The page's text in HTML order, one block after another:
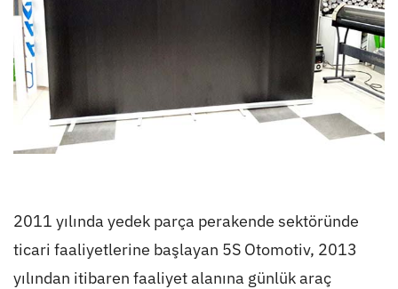
2011 yılında yedek parça perakende sektöründe
ticari faaliyetlerine başlayan 5S Otomotiv, 2013
yılından itibaren faaliyet alanına günlük araç